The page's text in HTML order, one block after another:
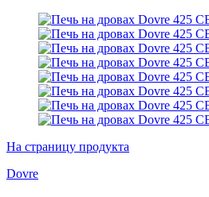
На страницу продукта
Dovre